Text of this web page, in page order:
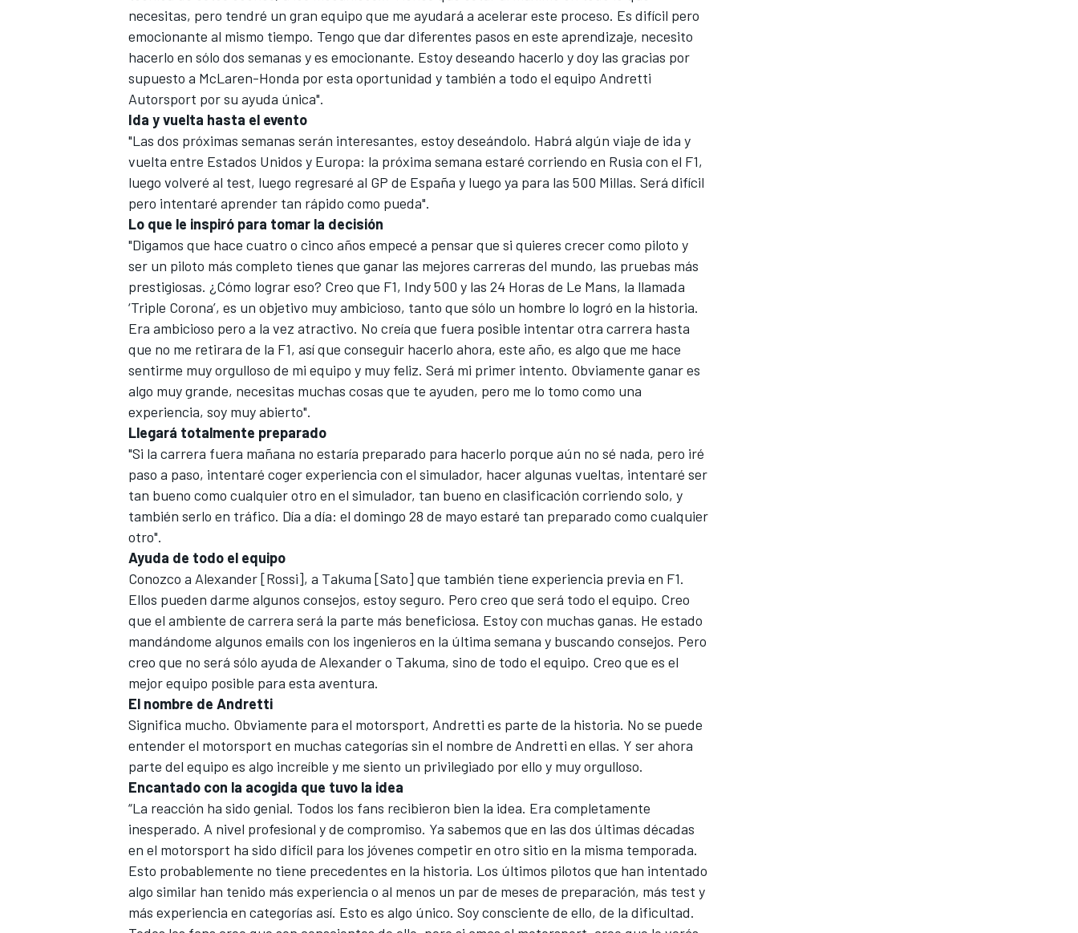
necesitas, pero tendré un gran equipo que me ayudará a acelerar este proceso. Es difícil pero
emocionante al mismo tiempo. Tengo que dar diferentes pasos en este aprendizaje, necesito
hacerlo en sólo dos semanas y es emocionante. Estoy deseando hacerlo y doy las gracias por
supuesto a McLaren-Honda por esta oportunidad y también a todo el equipo Andretti
Autorsport por su ayuda única".
Ida y vuelta hasta el evento
"Las dos próximas semanas serán interesantes, estoy deseándolo. Habrá algún viaje de ida y
vuelta entre Estados Unidos y Europa: la próxima semana estaré corriendo en Rusia con el F1,
luego volveré al test, luego regresaré al GP de España y luego ya para las 500 Millas. Será difícil
pero intentaré aprender tan rápido como pueda".
Lo que le inspiró para tomar la decisión
"Digamos que hace cuatro o cinco años empecé a pensar que si quieres crecer como piloto y
ser un piloto más completo tienes que ganar las mejores carreras del mundo, las pruebas más
prestigiosas. ¿Cómo lograr eso? Creo que F1, Indy 500 y las 24 Horas de Le Mans, la llamada
‘Triple Corona’, es un objetivo muy ambicioso, tanto que sólo un hombre lo logró en la historia.
Era ambicioso pero a la vez atractivo. No creía que fuera posible intentar otra carrera hasta
que no me retirara de la F1, así que conseguir hacerlo ahora, este año, es algo que me hace
sentirme muy orgulloso de mi equipo y muy feliz. Será mi primer intento. Obviamente ganar es
algo muy grande, necesitas muchas cosas que te ayuden, pero me lo tomo como una
experiencia, soy muy abierto".
Llegará totalmente preparado
"Si la carrera fuera mañana no estaría preparado para hacerlo porque aún no sé nada, pero iré
paso a paso, intentaré coger experiencia con el simulador, hacer algunas vueltas, intentaré ser
tan bueno como cualquier otro en el simulador, tan bueno en clasificación corriendo solo, y
también serlo en tráfico. Día a día: el domingo 28 de mayo estaré tan preparado como cualquier
otro".
Ayuda de todo el equipo
Conozco a Alexander [Rossi], a Takuma [Sato] que también tiene experiencia previa en F1.
Ellos pueden darme algunos consejos, estoy seguro. Pero creo que será todo el equipo. Creo
que el ambiente de carrera será la parte más beneficiosa. Estoy con muchas ganas. He estado
mandándome algunos emails con los ingenieros en la última semana y buscando consejos. Pero
creo que no será sólo ayuda de Alexander o Takuma, sino de todo el equipo. Creo que es el
mejor equipo posible para esta aventura.
El nombre de Andretti
Significa mucho. Obviamente para el motorsport, Andretti es parte de la historia. No se puede
entender el motorsport en muchas categorías sin el nombre de Andretti en ellas. Y ser ahora
parte del equipo es algo increíble y me siento un privilegiado por ello y muy orgulloso.
Encantado con la acogida que tuvo la idea
“La reacción ha sido genial. Todos los fans recibieron bien la idea. Era completamente
inesperado. A nivel profesional y de compromiso. Ya sabemos que en las dos últimas décadas
en el motorsport ha sido difícil para los jóvenes competir en otro sitio en la misma temporada.
Esto probablemente no tiene precedentes en la historia. Los últimos pilotos que han intentado
algo similar han tenido más experiencia o al menos un par de meses de preparación, más test y
más experiencia en categorías así. Esto es algo único. Soy consciente de ello, de la dificultad.